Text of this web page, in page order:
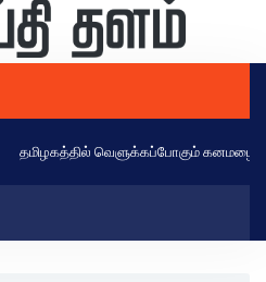
வெளுக்கப்போகும் கனமழை! சென்னை